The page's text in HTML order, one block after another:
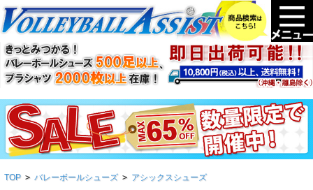
TOP > バレーボールシューズ > アシックスシューズ